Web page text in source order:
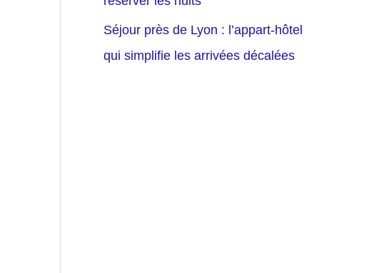
Séjour près de Lyon : l’appart-hôtel
qui simplifie les arrivées décalées